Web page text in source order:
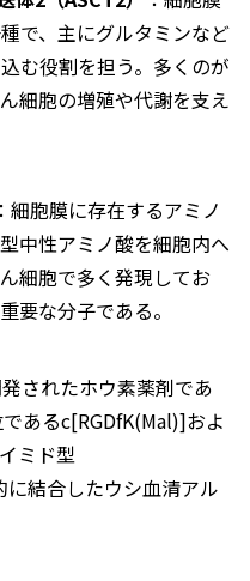
で、主にグルタミンなど
む役割を担う。多くのが
細胞の増殖や代謝を支え
：細胞膜に存在するアミノ
中性アミノ酸を細胞内へ
細胞で多く発現してお
要な分子である。
されたホウ素薬剤であ
あるc[RGDfK(Mal)]およ
ミド型
結合したウシ血清アル